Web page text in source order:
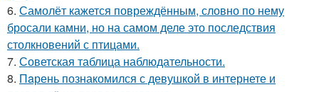
6. Самолёт кажется повреждённым, словно по нему
бросали камни, но на самом деле это последствия
столкновений с птицами.
7. Советская таблица наблюдательности.
8. Пaрень познакомился с девушкой в интернете и